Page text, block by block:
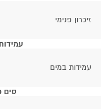
זיכרון פנימי
עמידות במים
סים